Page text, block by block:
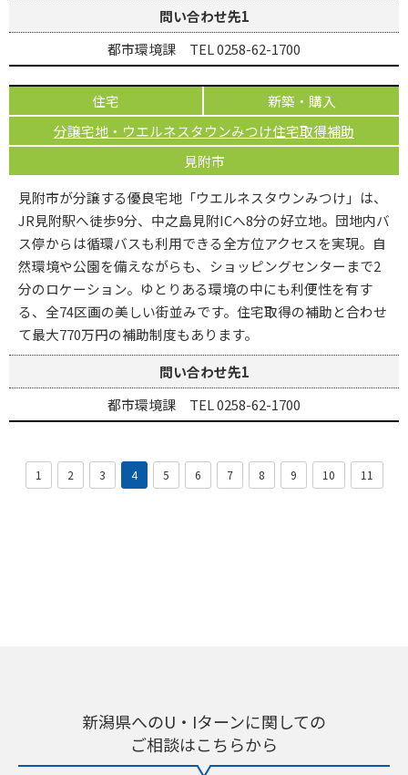
問い合わせ先1
都市環境課 TEL 0258-62-1700
住宅
新築・購入
分譲宅地・ウエルネスタウンみつけ住宅取得補助
見附市
見附市が分譲する優良宅地「ウエルネスタウンみつけ」は、
JR見附駅へ徒歩9分、中之島見附ICへ8分の好立地。団地内バ
ス停からは循環バスも利用できる全方位アクセスを実現。自
然環境や公園を備えながらも、ショッピングセンターまで2
分のロケーション。ゆとりある環境の中にも利便性を有す
る、全74区画の美しい街並みです。住宅取得の補助と合わせ
て最大770万円の補助制度もあります。
問い合わせ先1
都市環境課 TEL 0258-62-1700
1 2 3 4 5 6 7 8 9 10 11
新潟県へのU・Iターンに関しての
ご相談はこちらから